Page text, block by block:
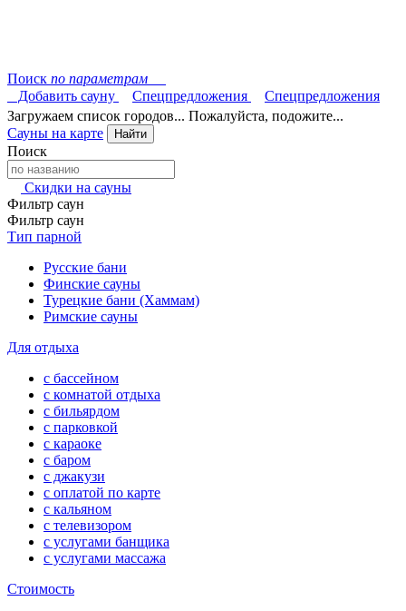
Поиск по параметрам
Добавить сауну
Спецпредложения
Спецпредложения
Загружаем список городов... Пожалуйста, подожите...
Сауны на карте
Найти
Поиск
Скидки на сауны
Фильтр саун
Фильтр саун
Тип парной
Русские бани
Финские сауны
Турецкие бани (Хаммам)
Римские сауны
Для отдыха
с бассейном
с комнатой отдыха
с бильярдом
с парковкой
с караоке
с баром
с джакузи
с оплатой по карте
с кальяном
с телевизором
с услугами банщика
с услугами массажа
Стоимость